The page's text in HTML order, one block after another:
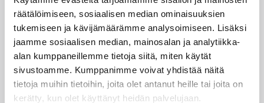
räätälöimiseen, sosiaalisen median ominaisuuksien
tukemiseen ja kävijämäärämme analysoimiseen. Lisäksi
jaamme sosiaalisen median, mainosalan ja analytiikka-
alan kumppaneillemme tietoja siitä, miten käytät
sivustoamme. Kumppanimme voivat yhdistää näitä
tietoja muihin tietoihin, joita olet antanut heille tai joita on
kerätty, kun olet käyttänyt heidän palvelujaan.
EM-kilpailut 08.08.2026 22:50